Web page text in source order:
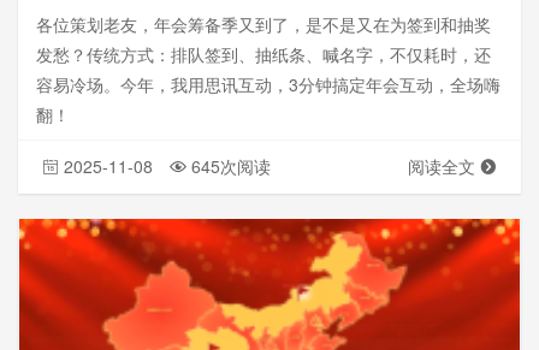
各位策划老友，年会筹备季又到了，是不是又在为签到和抽奖
发愁？传统方式：排队签到、抽纸条、喊名字，不仅耗时，还
容易冷场。今年，我用思讯互动，3分钟搞定年会互动，全场嗨
翻！
2025-11-08 645次阅读 阅读全文